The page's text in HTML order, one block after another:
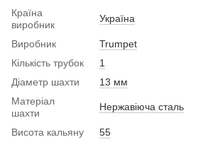
Країна
виробник
Україна
Виробник
Trumpet
Кількість трубок
1
Діаметр шахти
13 мм
Матеріал
шахти
Нержавіюча сталь
Висота кальяну 55